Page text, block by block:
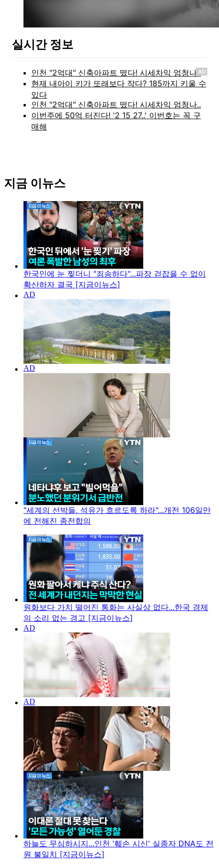
실시간 정보
AD
지금 이뉴스
한국인에 눈 찢더니 "죄송하다"...파장 걷잡을 수 없이
확산하자 결국 [지금이뉴스]
"세계의 선박들, 석유가 흐르도록 하라"...개전 106일만
에 전해진 종전합의
원화보다 가치 떨어진 통화는 사실상 없다...한국 경제
의 소리 없는 경고 [지금이뉴스]
하늘도 무심하시지...인천 '훼손 시신' 실종자 DNA도 전
원 불일치 [지금이뉴스]